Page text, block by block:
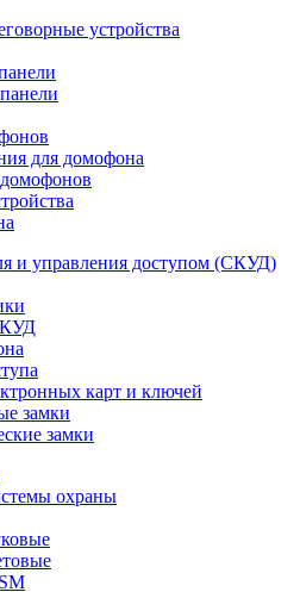
устройства
для домофона
и управления доступом (СКУД)
карт и ключей
замки
замки
охраны